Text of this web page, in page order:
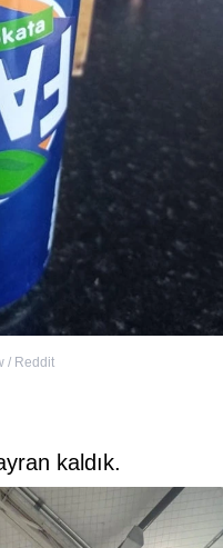
/ Reddit
kaldık.